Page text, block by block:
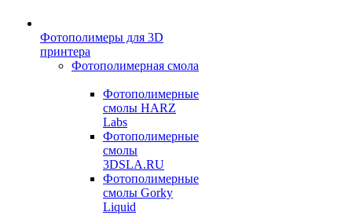
Фотополимеры для 3D
принтера
Фотополимерная смола
Фотополимерные
смолы HARZ
Labs
Фотополимерные
смолы
3DSLA.RU
Фотополимерные
смолы Gorky
Liquid